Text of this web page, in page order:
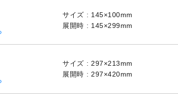
サイズ
145×100mm
展開時
145×299mm
サイズ
297×213mm
展開時
297×420mm